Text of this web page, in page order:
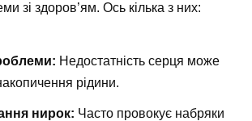
зі здоров’ям. Ось кілька з них:
Недостатність серця може
рідини.
нирок: Часто провокує набряки